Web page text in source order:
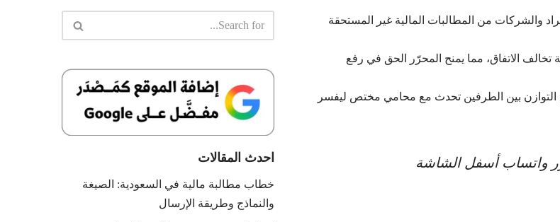
والشركات من المطالبات المالية غير المستحقة
الاتفاق، مما يمنح المحرّر الحق في رفع
التوازن بين الطرفين تحدث مع محامي مختص ليفسر
زر واتساب أسفل الشاشة احدث المقالات
خطاب مطالبة مالية في السعودية: الصيغة
والنماذج وطريقة الإرسال